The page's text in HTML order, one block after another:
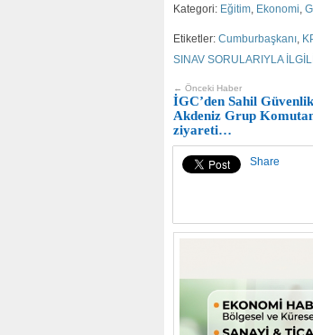
Kategori: Eğitim Ekonomi
Etiketler: Cumburbaşkanı
SINAV SORULARIYLA
← Önceki Haber
İGC’den Sahil
Akdeniz Grup
ziyareti…
Share